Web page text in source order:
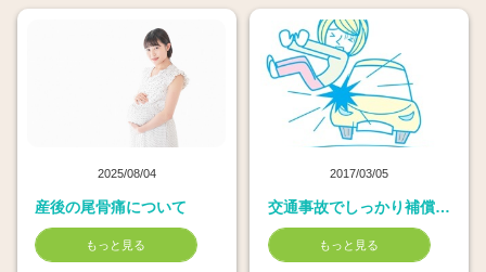
2025/08/04
産後の尾骨痛について
もっと見る
2017/03/05
交通事故でしっかり補償してもらえる自動車保険の入り方
もっと見る